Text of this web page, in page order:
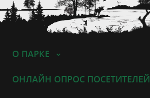
О ПАРКЕ
ОНЛАЙН ОПРОС ПОСЕТИТЕЛЕЙ